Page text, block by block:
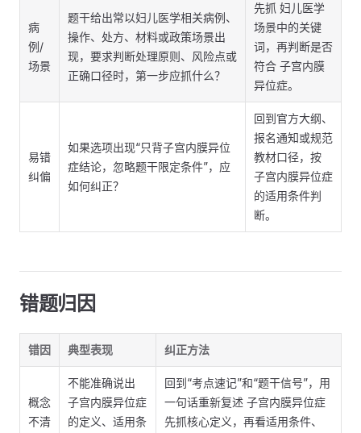
病
例/
场景
题干给出常以妇儿医学相关病例、
操作、处方、材料或政策场景出
现，要求判断处理原则、风险点或
正确口径时，第一步应抓什么？
先抓 妇儿医学
场景中的关键
词，再判断是否
符合 子宫内膜
异位症。
易错
纠偏
如果选项出现“只背子宫内膜异位
症结论，忽略题干限定条件”，应
如何纠正？
回到官方大纲、
报名通知或规范
教材口径，按
子宫内膜异位症
的适用条件判
断。
错题归因
错因 典型表现 纠正方法
概念
不清
不能准确说出
子宫内膜异位症
的定义、适用条
回到“考点速记”和“题干信号”，用
一句话重新复述 子宫内膜异位症
先抓核心定义，再看适用条件、